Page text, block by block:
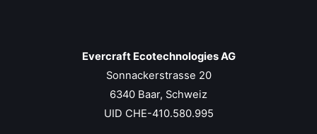
Evercraft Ecotechnologies AG
Sonnackerstrasse 20
6340 Baar, Schweiz
UID CHE-410.580.995